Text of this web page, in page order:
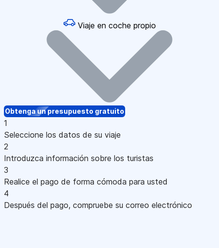
Viaje en coche propio
Obtenga un presupuesto gratuito
1
Seleccione los datos de su viaje
2
Introduzca información sobre los turistas
3
Realice el pago de forma cómoda para usted
4
Después del pago, compruebe su correo electrónico